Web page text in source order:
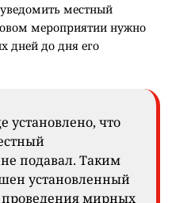
местный
мероприятии нужно
дней до дня его
установлено, что
подавал. Таким
установленный
мирных